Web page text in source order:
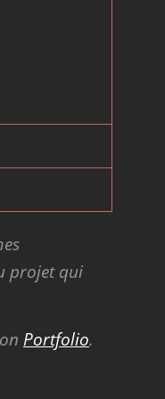
projet qui
Portfolio.